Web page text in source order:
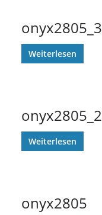
onyx2805_3
Weiterlesen
onyx2805_2
Weiterlesen
onyx2805